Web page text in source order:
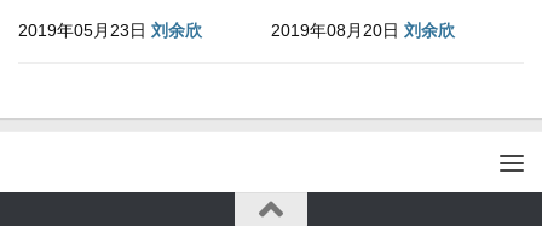
2019年05月23日 刘余欣 2019年08月20日 刘余欣